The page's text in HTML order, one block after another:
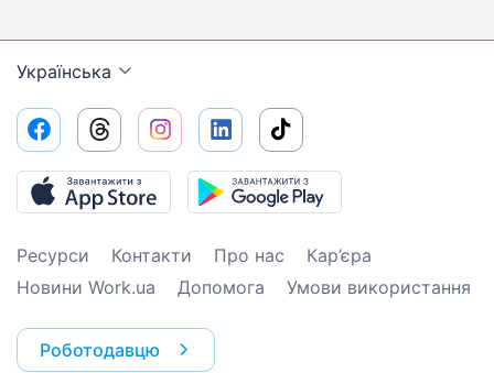
Українська
Ресурси Контакти Про нас
Кар’єра
Новини Work.ua
Допомога Умови використання
Роботодавцю